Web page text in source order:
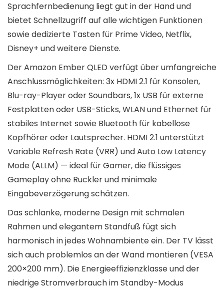
Sprachfernbedienung liegt gut in der Hand und
bietet Schnellzugriff auf alle wichtigen Funktionen
sowie dedizierte Tasten für Prime Video, Netflix,
Disney+ und weitere Dienste.
Der Amazon Ember QLED verfügt über umfangreiche
Anschlussmöglichkeiten: 3x HDMI 2.1 für Konsolen,
Blu-ray-Player oder Soundbars, 1x USB für externe
Festplatten oder USB-Sticks, WLAN und Ethernet für
stabiles Internet sowie Bluetooth für kabellose
Kopfhörer oder Lautsprecher. HDMI 2.1 unterstützt
Variable Refresh Rate (VRR) und Auto Low Latency
Mode (ALLM) — ideal für Gamer, die flüssiges
Gameplay ohne Ruckler und minimale
Eingabeverzögerung schätzen.
Das schlanke, moderne Design mit schmalen
Rahmen und elegantem Standfuß fügt sich
harmonisch in jedes Wohnambiente ein. Der TV lässt
sich auch problemlos an der Wand montieren (VESA
200×200 mm). Die Energieeffizienzklasse und der
niedrige Stromverbrauch im Standby-Modus